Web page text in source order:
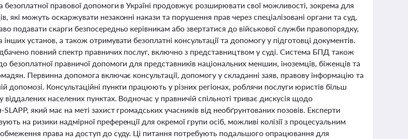
безоплатної правової допомоги в Україні продовжує розширювати свої можливості, зокрема для
які можуть оскаржувати незаконні накази та порушення прав через спеціалізовані органи та суд.
подавати скарги безпосередньо керівникам або звертатися до військової служби правопорядку,
установ, а також отримувати безоплатні консультації та допомогу у підготовці документів.
повний спектр правничих послуг, включно з представництвом у суді. Система БПД також
безоплатної правничої допомоги для представників національних меншин, іноземців, біженців та
Первинна допомога включає консультації, допомогу у складанні заяв, правову інформацію та
допомозі. Консультаційні пункти працюють у різних регіонах, роблячи послуги юристів більш
віддалених населених пунктах. Водночас у правничій спільноті триває дискусія щодо
який має на меті захист громадських учасників від необґрунтованих позовів. Експерти
на ризики надмірної преференції для окремої групи осіб, можливі колізії з процесуальним
права на доступ до суду. Ці питання потребують подальшого опрацювання для